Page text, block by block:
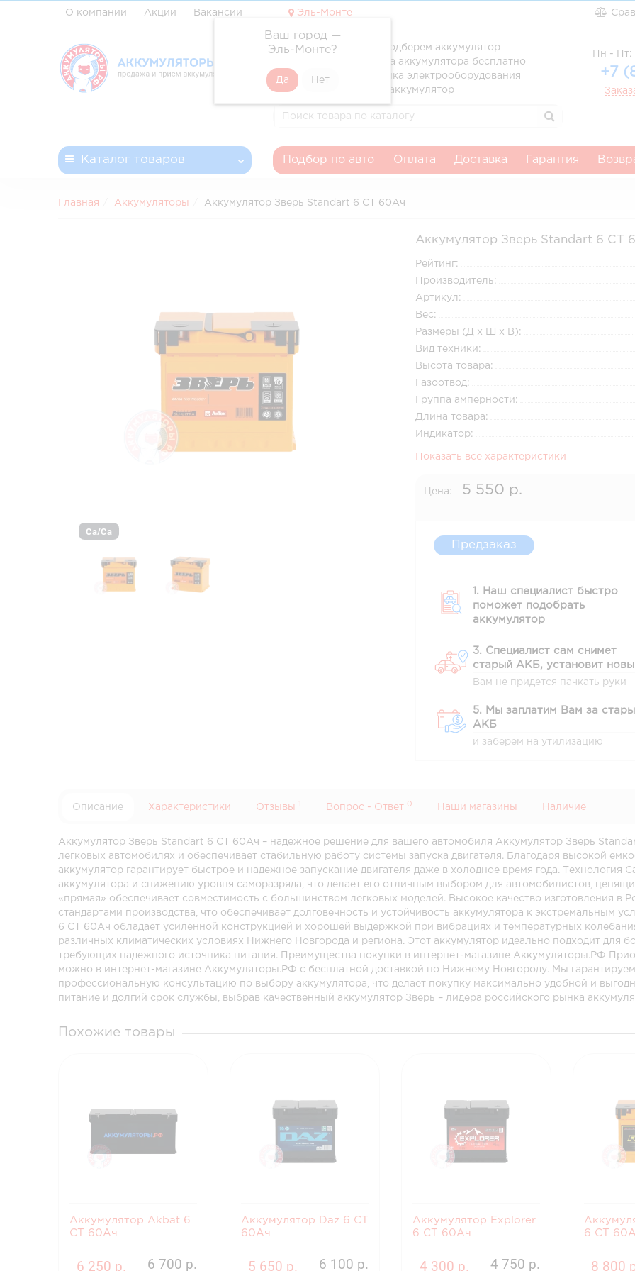
О компании Акции Вакансии Эль-Монте
Ваш город —
Эль-Монте?
✓ Профессионально подберем аккумулятор
✓ Доставка и установка аккумулятора бесплатно
✓ Бесплатня диагностика электрооборудования
✓ Заплатим за старый аккумулятор
Пн - Пт:
+7
Каталог товаров Подбор по авто Оплата Доставка Гарантия
Главная Аккумуляторы Аккумулятор Зверь Standart 6 СТ 60Ач
Ca/Ca
Аккумулятор Зверь Standart 6 СТ
Рейтинг:
Производитель:
Артикул:
Вес:
Размеры (Д x Ш x В):
Вид техники:
Высота товара:
Газоотвод:
Группа амперности:
Длина товара:
Индикатор:
Показать все характеристики
Цена: 5 550 р.
Предзаказ
1. Наш специалист быстро
поможет подобрать
аккумулятор
3. Специалист сам снимет
старый АКБ, установит
Вам не придется пачкать руки
5. Мы заплатим Вам за
АКБ
и заберем на утилизацию
Описание Характеристики Отзывы Вопрос - Ответ 0 Наши магазины Наличие
Аккумулятор Зверь Standart 6 СТ 60Ач – надежное решение для вашего автомобиля Аккумулятор Зверь
легковых автомобилях и обеспечивает стабильную работу системы запуска двигателя. Благодаря высокой
аккумулятор гарантирует быстрое и надежное запускание двигателя даже в холодное время года. Технология
аккумулятора и снижению уровня саморазряда, что делает его отличным выбором для автомобилистов,
«прямая» обеспечивает совместимость с большинством легковых моделей. Высокое качество изготовления в
стандартами производства, что обеспечивает долговечность и устойчивость аккумулятора к экстремальным
6 СТ 60Ач обладает усиленной конструкцией и хорошей выдержкой при вибрациях и температурных
различных климатических условиях Нижнего Новгорода и региона. Этот аккумулятор идеально подходит для
требующих надежного источника питания. Преимущества покупки в интернет-магазине Аккумуляторы.РФ
можно в интернет-магазине Аккумуляторы.РФ с бесплатной доставкой по Нижнему Новгороду. Мы
профессиональную консультацию по выбору аккумулятора, что делает покупку максимально удобной и
питание и долгий срок службы, выбрав качественный аккумулятор Зверь – лидера российского рынка
Похожие товары
Аккумулятор Akbat 6
CT 60Ач
6 250 р. 6 700 р.
Аккумулятор Daz 6 СТ
60Ач
5 650 р. 6 100 р.
Аккумулятор Explorer
6 CT 60Ач
4 300 р. 4 750 р.
6 CT
8 800